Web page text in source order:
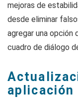
mejoras de
desde eliminar
agregar una opción
cuadro de diálogo